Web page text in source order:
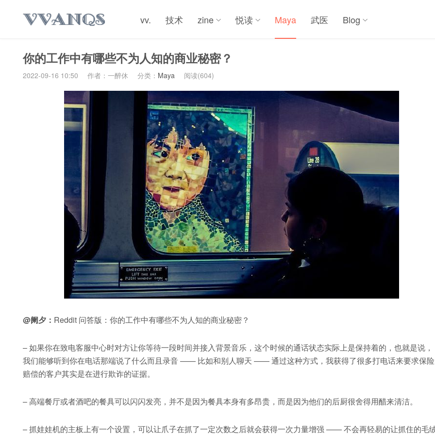
vv. 技术 zine 悦读 Maya 武医 Blog
你的工作中有哪些不为人知的商业秘密？
2022-09-16 10:50 作者：一醉休 分类： Maya 阅读(604)
@阑夕： Reddit 问答版：你的工作中有哪些不为人知的商业秘密？
– 如果你在致电客服中心时对方让你等待一段时间并接入背景音乐，这个时候的通话状态实际上是保持着的，也就是说，
我们能够听到你在电话那端说了什么而且录音 —— 比如和别人聊天 —— 通过这种方式，我获得了很多打电话来要求保险
赔偿的客户其实是在进行欺诈的证据。
– 高端餐厅或者酒吧的餐具可以闪闪发亮，并不是因为餐具本身有多昂贵，而是因为他们的后厨很舍得用醋来清洁。
– 抓娃娃机的主板上有一个设置，可以让爪子在抓了一定次数之后就会获得一次力量增强 —— 不会再轻易的让抓住的毛